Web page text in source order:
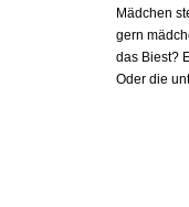
Mädchen
gern
das Biest?
Oder die